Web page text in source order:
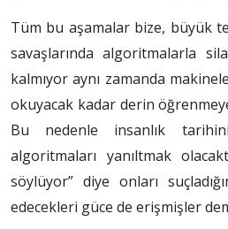
Tüm bu aşamalar bize, büyük
savaşlarında algoritmalarla
kalmıyor aynı zamanda
okuyacak kadar derin
Bu nedenle insanlık
algoritmaları yanıltmak
söylüyor” diye onları
edecekleri güce de erişmişler